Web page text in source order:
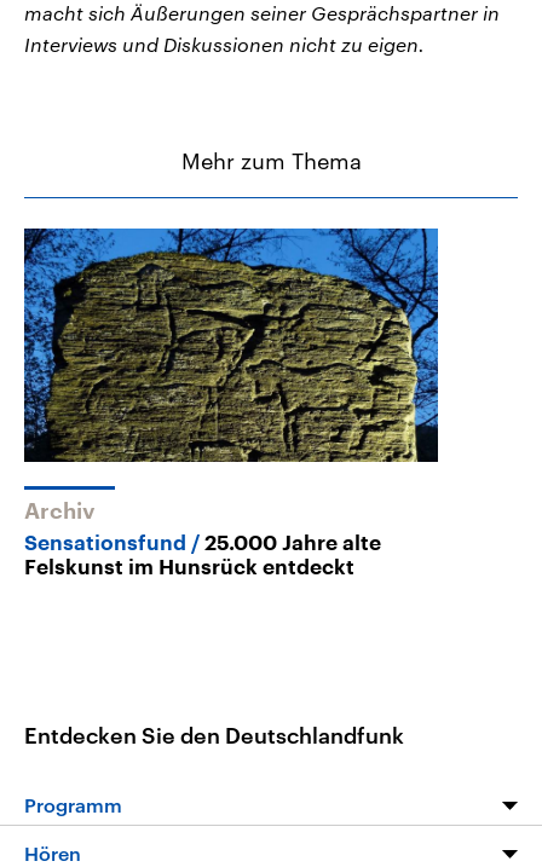
macht sich Äußerungen seiner Gesprächspartner in
Interviews und Diskussionen nicht zu eigen.
Mehr zum Thema
Archiv
Sensationsfund
25.000 Jahre alte
Felskunst im Hunsrück entdeckt
Entdecken Sie den Deutschlandfunk
Programm
Programm
Hören